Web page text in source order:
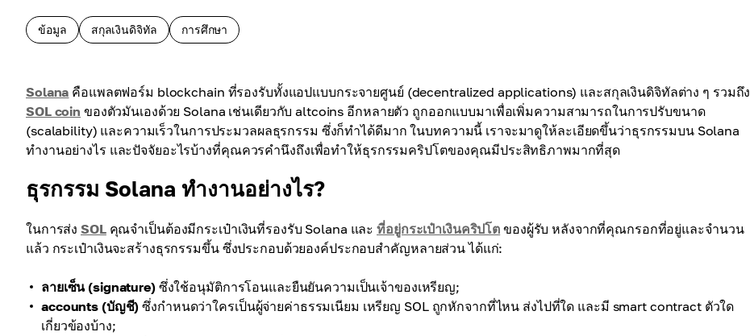
ข้อมูล สกุลเงินดิจิทัล การศึกษา
Solana คือแพลตฟอร์ม blockchain ที่รองรับทั้งแอปแบบกระจายศูนย์ (decentralized applications) และสกุลเงินดิจิทัลต่าง ๆ รวมถึง
SOL coin ของตัวมันเองด้วย Solana เช่นเดียวกับ altcoins อีกหลายตัว ถูกออกแบบมาเพื่อเพิ่มความสามารถในการปรับขนาด
(scalability) และความเร็วในการประมวลผลธุรกรรม ซึ่งก็ทำได้ดีมาก ในบทความนี้ เราจะมาดูให้ละเอียดขึ้นว่าธุรกรรมบน Solana
ทำงานอย่างไร และปัจจัยอะไรบ้างที่คุณควรคำนึงถึงเพื่อทำให้ธุรกรรมคริปโตของคุณมีประสิทธิภาพมากที่สุด
ธุรกรรม Solana ทำงานอย่างไร?
ในการส่งSOLคุณจำเป็นต้องมีกระเป๋าเงินที่รองรับ Solana และที่อยู่กระเป๋าเงินคริปโต ของผู้รับ หลังจากที่คุณกรอกที่อยู่และจำนวน
แล้ว กระเป๋าเงินจะสร้างธุรกรรมขึ้น ซึ่งประกอบด้วยองค์ประกอบสำคัญหลายส่วน ได้แก่:
ลายเซ็น (signature)ซึ่งใช้อนุมัติการโอนและยืนยันความเป็นเจ้าของเหรียญ;
accounts (บัญชี) ซึ่งกำหนดว่าใครเป็นผู้จ่ายค่าธรรมเนียม เหรียญ SOL ถูกหักจากที่ไหน ส่งไปที่ใด และมี smart contract ตัวใด
เกี่ยวข้องบ้าง;